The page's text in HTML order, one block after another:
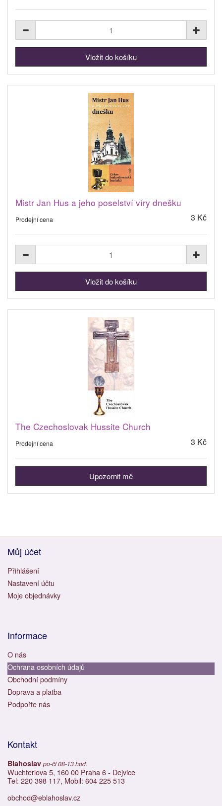
Mistr Jan Hus a jeho poselství víry dnešku
Prodejní cena 3 Kč
The Czechoslovak Hussite Church
Prodejní cena 3 Kč
Upozornit mě
Můj účet
Přihlášení
Nastavení účtu
Moje objednávky
Informace
O nás
Ochrana osobních údajů
Obchodní podmíny
Doprava a platba
Podpořte nás
Kontakt
Blahoslav po-čt 08-13 hod.
Wuchterlova 5, 160 00 Praha 6 - Dejvice
Tel: 220 398 117, Mobil: 604 225 513
obchod@eblahoslav.cz